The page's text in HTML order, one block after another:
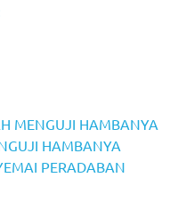
MENGUJI HAMBANYA
HAMBANYA
PERADABAN